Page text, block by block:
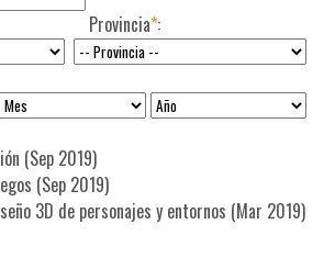
Provincia*:
(Sep 2019)
(Sep 2019)
3D de personajes y entornos (Mar 2019)